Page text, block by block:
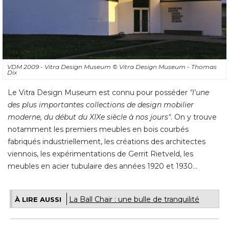
VDM 2009 - Vitra Design Museum © Vitra Design Museum - Thomas
Dix
Le Vitra Design Museum est connu pour posséder "l'une
des plus importantes collections de design mobilier
moderne, du début du XIXe siècle à nos jours". On y trouve
notamment les premiers meubles en bois courbés
fabriqués industriellement, les créations des architectes
viennois, les expérimentations de Gerrit Rietveld, les
meubles en acier tubulaire des années 1920 et 1930...
À LIRE AUSSI La Ball Chair : une bulle de tranquilité